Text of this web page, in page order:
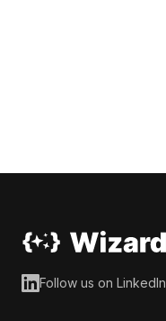
Follow us on LinkedIn